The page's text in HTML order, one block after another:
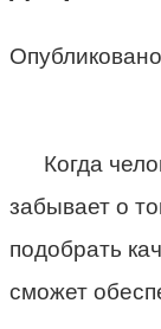
Когда
забывает о
подобрать
сможет